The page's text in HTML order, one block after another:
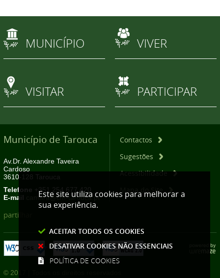
MUNICÍPIO VIVER
VISITAR PARTICIPAR
Município de Tarouca
Av.Dr. Alexandre Taveira
Cardoso
3610-128 Tarouca
Telefone +351 254 677 420
E-mail
camara@cm-tarouca.pt
Contactos
Sugestões
Acessibilidade
Mapa do Site
partilhar
© 2017 | Todos os direitos reservados
Este site utiliza cookies para melhorar a
sua experiência.
ACEITAR TODOS OS COOKIES
DESATIVAR COOKIES NÃO ESSENCIAIS
POLÍTICA DE COOKIES